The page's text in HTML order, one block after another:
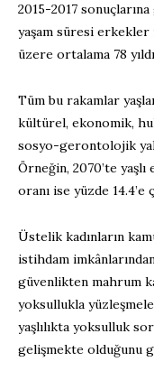
2015-2017
yaşam süresi erkekler
üzere ortalama 78
Tüm bu rakamlar
kültürel, ekonomik,
sosyo-gerontolojik
Örneğin, 2070’te yaşlı
oranı ise yüzde 14.4’e
Üstelik kadınların
istihdam
güvenlikten mahrum
yoksullukla
yaşlılıkta yoksulluk
gelişmekte olduğunu